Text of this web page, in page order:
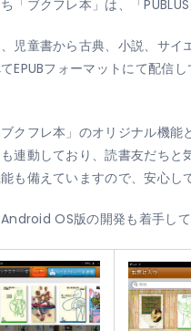
「ブクフレ本」は、「
、児童書から古典、小説、サ
EPUBフォーマットにて配信
クフレ本」のオリジナル機
も連動しており、読書友だち
も備えていますので、安心し
Android OS版の開発も着手し